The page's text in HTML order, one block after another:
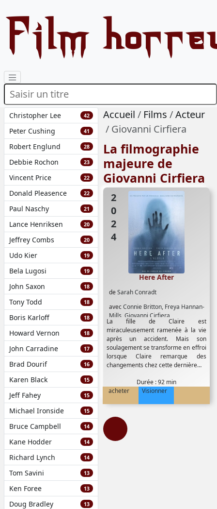
Film
Christopher Lee 42
Peter Cushing 41
Robert Englund 28
Debbie Rochon 23
Vincent Price 22
Donald Pleasence 22
Paul Naschy 21
Lance Henriksen 20
Jeffrey Combs 20
Udo Kier 19
Bela Lugosi 19
John Saxon 18
Tony Todd 18
Boris Karloff 18
Howard Vernon 18
John Carradine 17
Brad Dourif 16
Karen Black 15
Jeff Fahey 15
Michael Ironside 15
Bruce Campbell 14
Kane Hodder 14
Richard Lynch 14
Tom Savini 13
Ken Foree 13
Doug Bradley 13
Accueil Films
Acteur
Giovanni Cirfiera
La filmographie
majeure de
Giovanni Cirfiera
2024
deSarah Conradt
avecConnie Britton, Freya Hannan-
Mills Giovanni Cirfiera
Here After
La fille de Claire est
miraculeusement ramenée à la vie
après un accident. Mais son
soulagement se transforme en effroi
lorsque Claire remarque des
changements chez cette dernière…
Durée : 92 min
acheter
Visionner